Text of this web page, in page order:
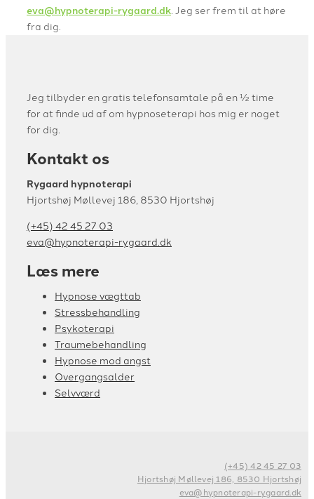
eva@hypnoterapi-rygaard.dk . Jeg ser frem til at høre
fra dig.​
Jeg tilbyder en gratis telefonsamtale på en ½ time
for at finde ud af om hypnoseterapi hos mig er noget
for dig.
Kontakt os
Rygaard hypnoterapi
Hjortshøj Møllevej 186, 8530 Hjortshøj
(+45) 42 45 27 03
eva@hypnoterapi-rygaard.dk
Læs mere
Hypnose vægttab
Stressbehandling
Psykoterapi
Traumebehandling
Hypnose mod angst
Overgangsalder
Selvværd
(+45) 42 45 27 03
Hjortshøj Møllevej 186, 8530 Hjortshøj
eva@hypnoterapi-rygaard.dk